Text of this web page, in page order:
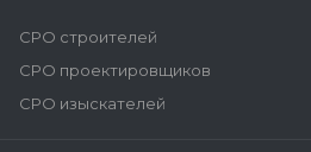
СРО строителей
СРО проектировщиков
СРО изыскателей